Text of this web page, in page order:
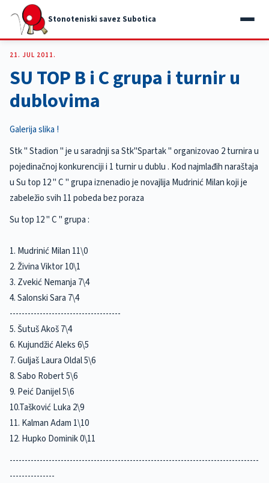
Stonoteniski savez Subotica
21. JUL 2011.
SU TOP B i C grupa i turnir u
dublovima
Galerija slika !
Stk " Stadion " je u saradnji sa Stk"Spartak " organizovao 2 turnira u
pojedinačnoj konkurenciji i 1 turnir u dublu . Kod najmlađih naraštaja
u Su top 12 " C " grupa iznenadio je novajlija Mudrinić Milan koji je
zabeležio svih 11 pobeda bez poraza
Su top 12 " C " grupa :
1. Mudrinić Milan 11\0
2. Živina Viktor 10\1
3. Zvekić Nemanja 7\4
4. Salonski Sara 7\4
-------------------------------------
5. Šutuš Akoš 7\4
6. Kujundžić Aleks 6\5
7. Guljaš Laura Oldal 5\6
8. Sabo Robert 5\6
9. Peić Danijel 5\6
10.Tašković Luka 2\9
11. Kalman Adam 1\10
12. Hupko Dominik 0\11
-----------------------------------------------------------------------------------
---------------